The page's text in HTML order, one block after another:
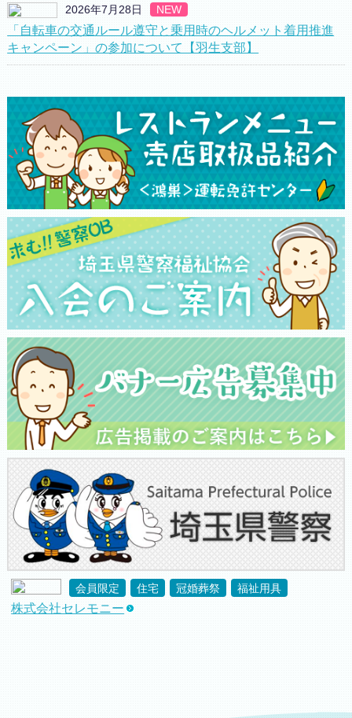
2026年7月28日 NEW
「自転車の交通ルール遵守と乗用時のヘルメット着用推進
キャンペーン」の参加について【羽生支部】
会員限定 住宅 冠婚葬祭 福祉用具
株式会社セレモニー